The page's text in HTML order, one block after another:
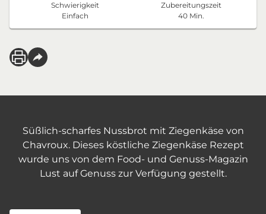
Schwierigkeit
Einfach
Zubereitungszeit
40 Min.
Süßlich-scharfes Nussbrot mit Ziegenkäse von
Chavroux. Dieses köstliche Ziegenkäse Rezept
wurde uns von dem Food- und Genuss-Magazin
Lust auf Genuss zur Verfügung gestellt.